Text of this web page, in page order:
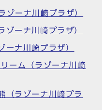
ーナ川崎プラザ）
ゾーナ川崎プラザ）
ナ川崎プラザ）
ーム（ラゾーナ川崎
ラゾーナ川崎プラ